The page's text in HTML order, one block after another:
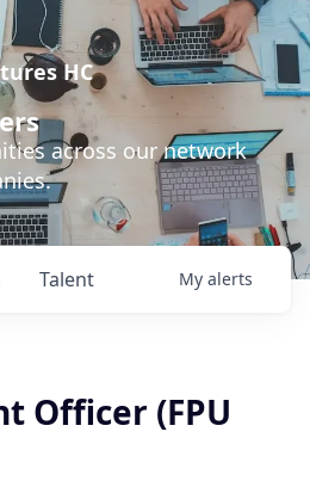
HC
across our network
Talent My alerts
Officer (FPU